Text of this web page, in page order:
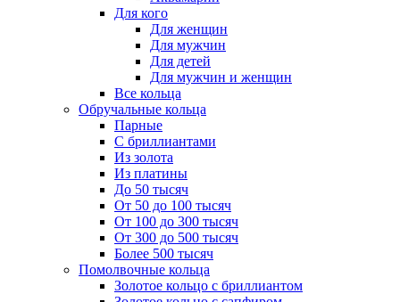
Для кого
Для женщин
Для мужчин
Для детей
Для мужчин и женщин
Все кольца
Обручальные кольца
Парные
С бриллиантами
Из золота
Из платины
До 50 тысяч
От 50 до 100 тысяч
От 100 до 300 тысяч
От 300 до 500 тысяч
Более 500 тысяч
Помолвочные кольца
Золотое кольцо с бриллиантом